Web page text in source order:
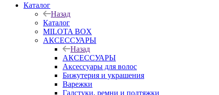
Каталог
Назад
Каталог
MILOTA BOX
АКСЕССУАРЫ
Назад
АКСЕССУАРЫ
Аксессуары для волос
Бижутерия и украшения
Варежки
Галстуки, ремни и подтяжки